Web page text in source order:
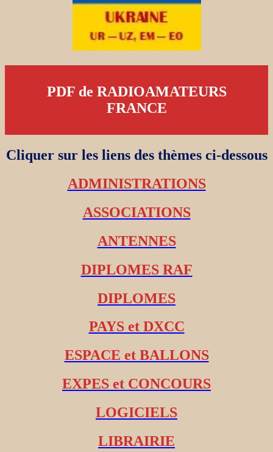
PDF de RADIOAMATEURS
FRANCE
Cliquer sur les liens des thèmes ci-dessous
ADMINISTRATIONS
ASSOCIATIONS
ANTENNES
DIPLOMES RAF
DIPLOMES
PAYS et DXCC
ESPACE et BALLONS
EXPES et CONCOURS
LOGICIELS
LIBRAIRIE